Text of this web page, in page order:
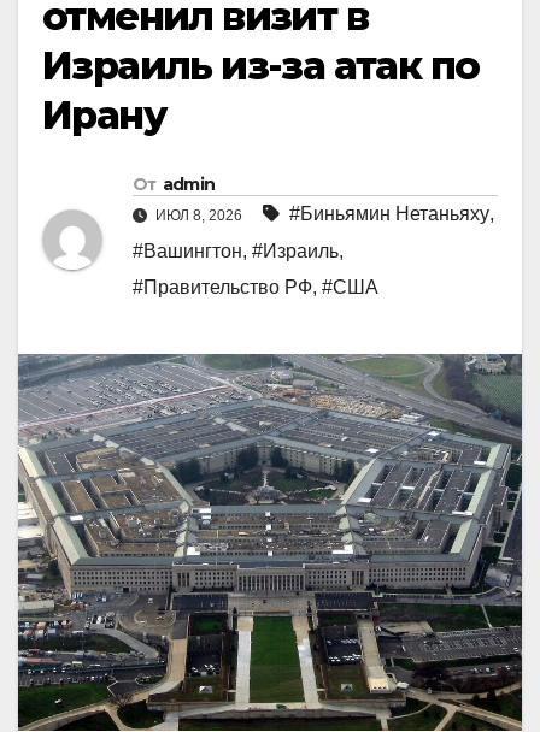
отменил визит в
Израиль из-за атак по
Ирану
От admin
ИЮЛ 8, 2026 #Биньямин Нетаньяху,
#Вашингтон, #Израиль,
#Правительство РФ, #США